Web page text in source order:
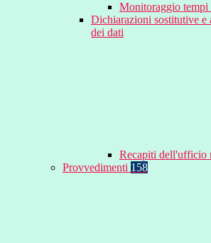
Monitoraggio tempi
Dichiarazioni sostitutive
dei dati
Recapiti dell'ufficio
Provvedimenti 158